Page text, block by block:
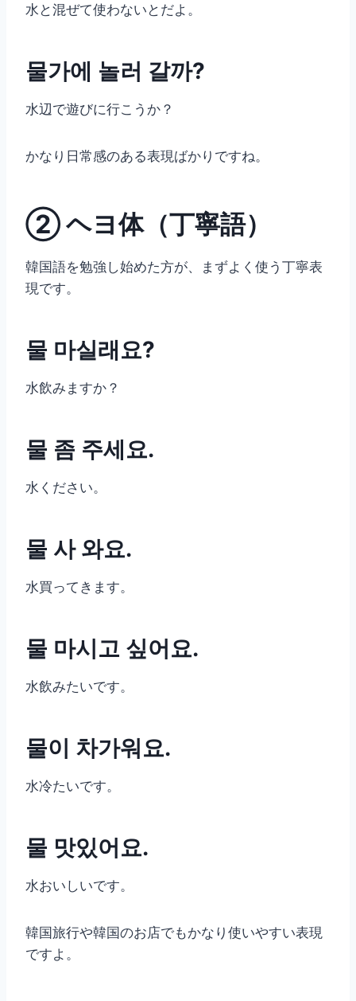
水と混ぜて使わないとだよ。
물가에 놀러 갈까?
水辺で遊びに行こうか？
かなり日常感のある表現ばかりですね。
② ヘヨ体（丁寧語）
韓国語を勉強し始めた方が、まずよく使う丁寧表
現です。
물 마실래요?
水飲みますか？
물 좀 주세요.
水ください。
물 사 와요.
水買ってきます。
물 마시고 싶어요.
水飲みたいです。
물이 차가워요.
水冷たいです。
물 맛있어요.
水おいしいです。
韓国旅行や韓国のお店でもかなり使いやすい表現
ですよ。